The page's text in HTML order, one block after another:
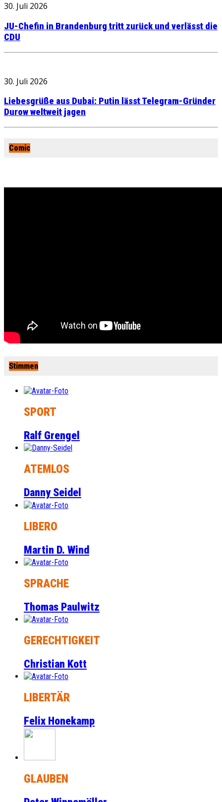
30. Juli 2026
JU-Chefin in Brandenburg tritt zurück und verlässt die
CDU
30. Juli 2026
Liebesgrüße aus Dubai: Putin lässt Telegram-Gründer
Durow weltweit jagen
Comic
Stimmen
SPORT
Ralf Grengel
ATEMLOS
Danny Seidel
LIBERO
Martin D. Wind
SPRACHE
Thomas Paulwitz
GERECHTIGKEIT
Christian Kott
LIBERTÄR
Felix Honekamp
GLAUBEN